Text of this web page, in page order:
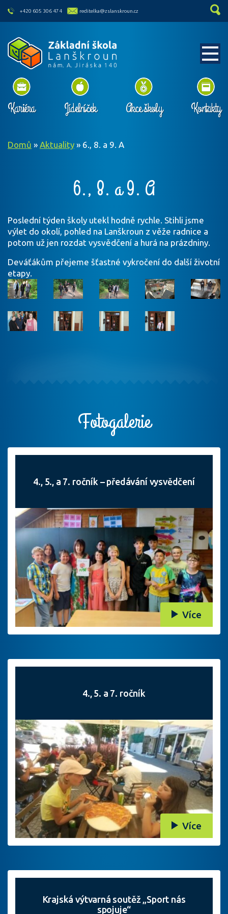
skip to main content
+420 605 306 474 reditelka@zslanskroun.cz
Kariéra Jídelníček Akce školy Kontakty
Domů » Aktuality » 6., 8. a 9. A
6., 8. a 9. A
Poslední týden školy utekl hodně rychle. Stihli jsme
výlet do okolí, pohled na Lanškroun z věže radnice a
potom už jen rozdat vysvědčení a hurá na prázdniny.
Deváťákům přejeme šťastné vykročení do další životní
etapy.
Fotogalerie
4., 5., a 7. ročník – předávání vysvědčení
Více
4., 5. a 7. ročník
Více
Krajská výtvarná soutěž „Sport nás
spojuje“